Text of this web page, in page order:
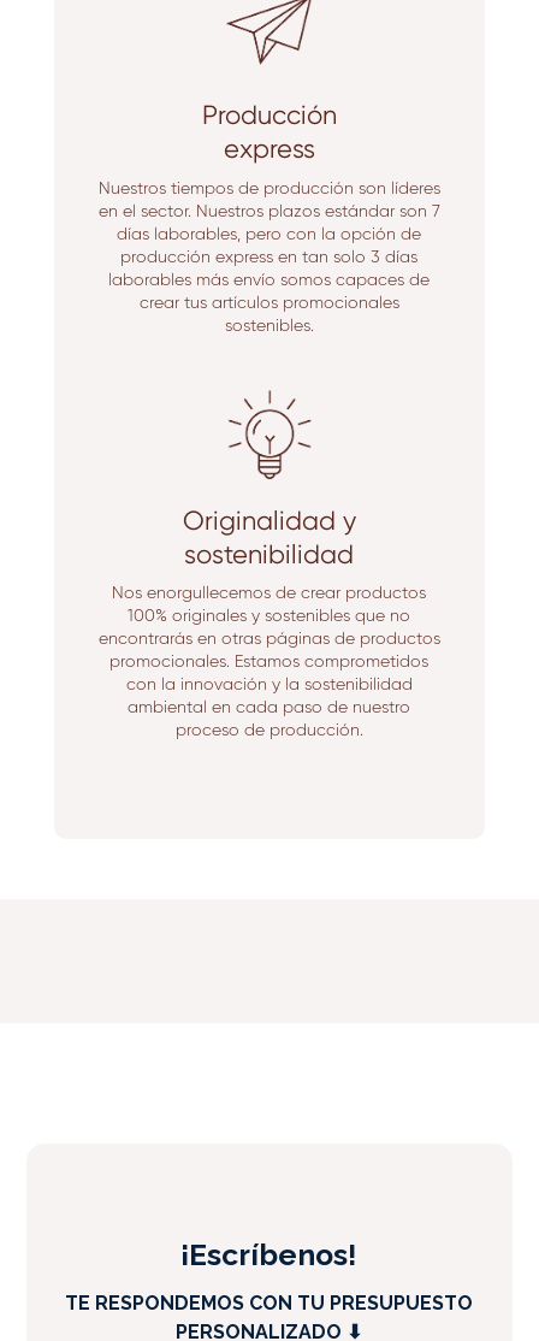
Producción
express
Nuestros tiempos de producción son líderes
en el sector. Nuestros plazos estándar son 7
días laborables, pero con la opción de
producción express en tan solo 3 días
laborables más envío somos capaces de
crear tus artículos promocionales
sostenibles.
Originalidad y
sostenibilidad
Nos enorgullecemos de crear productos
100% originales y sostenibles que no
encontrarás en otras páginas de productos
promocionales. Estamos comprometidos
con la innovación y la sostenibilidad
ambiental en cada paso de nuestro
proceso de producción.